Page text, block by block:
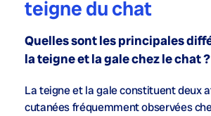
teigne du chat
Quelles sont les principales
la teigne et la gale chez le chat ?
La teigne et la gale constituent deux
cutanées fréquemment observées